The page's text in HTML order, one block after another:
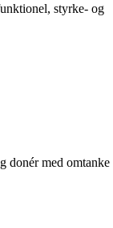
styrke- og
donér med omtanke